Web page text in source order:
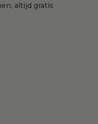
altijd gratis